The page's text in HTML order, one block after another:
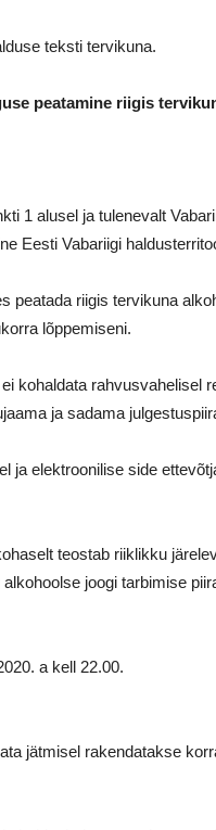
teksti tervikuna.
peatamine riigis
1 alusel ja tulenevalt
Eesti Vabariigi
peatada riigis tervikuna
lõppemiseni.
kohaldata rahvusvahelisel
ja sadama
ja elektroonilise side
teostab riiklikku
joogi tarbimise
a kell 22.00.
jätmisel rakendatakse